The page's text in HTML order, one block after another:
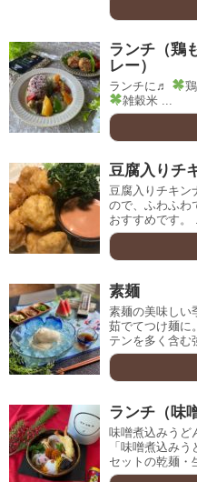
ランチ（鶏
レー）
ランチに♬
雑穀米 ...
豆腐入りチ
豆腐入りチキン
ので、ふわふわ
おすすめです。
素麺
素麺の美味しい
茹でてつけ麺に
テンを多く含む
ランチ（味
味噌煮込みうど
「味噌煮込み
セットの乾麺・